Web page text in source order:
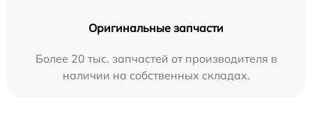
Оригинальные запчасти
Более 20 тыс. запчастей от производителя в
наличии на собственных складах.